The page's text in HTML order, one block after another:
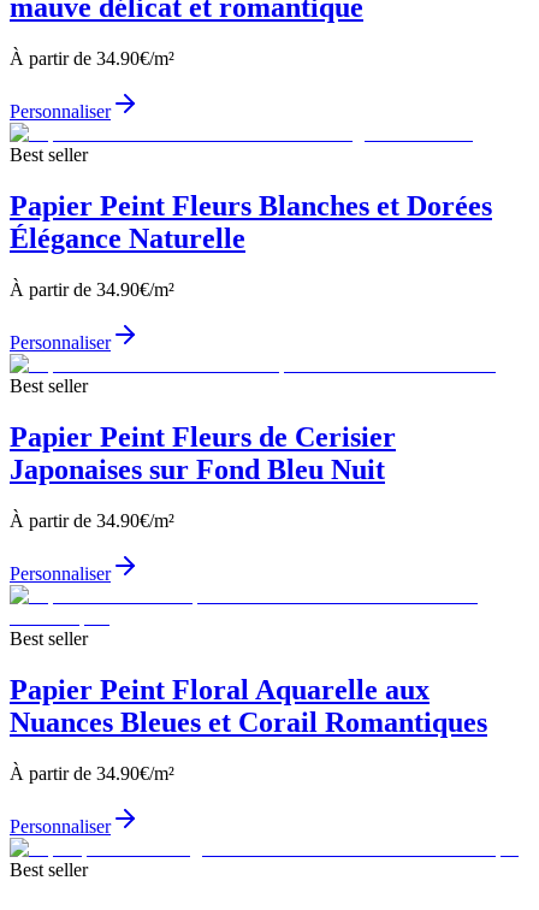
mauve délicat et romantique
À partir de 34.90€/m²
Personnaliser
Best seller
Papier Peint Fleurs Blanches et Dorées
Élégance Naturelle
À partir de 34.90€/m²
Personnaliser
Best seller
Papier Peint Fleurs de Cerisier
Japonaises sur Fond Bleu Nuit
À partir de 34.90€/m²
Personnaliser
Best seller
Papier Peint Floral Aquarelle aux
Nuances Bleues et Corail Romantiques
À partir de 34.90€/m²
Personnaliser
Best seller